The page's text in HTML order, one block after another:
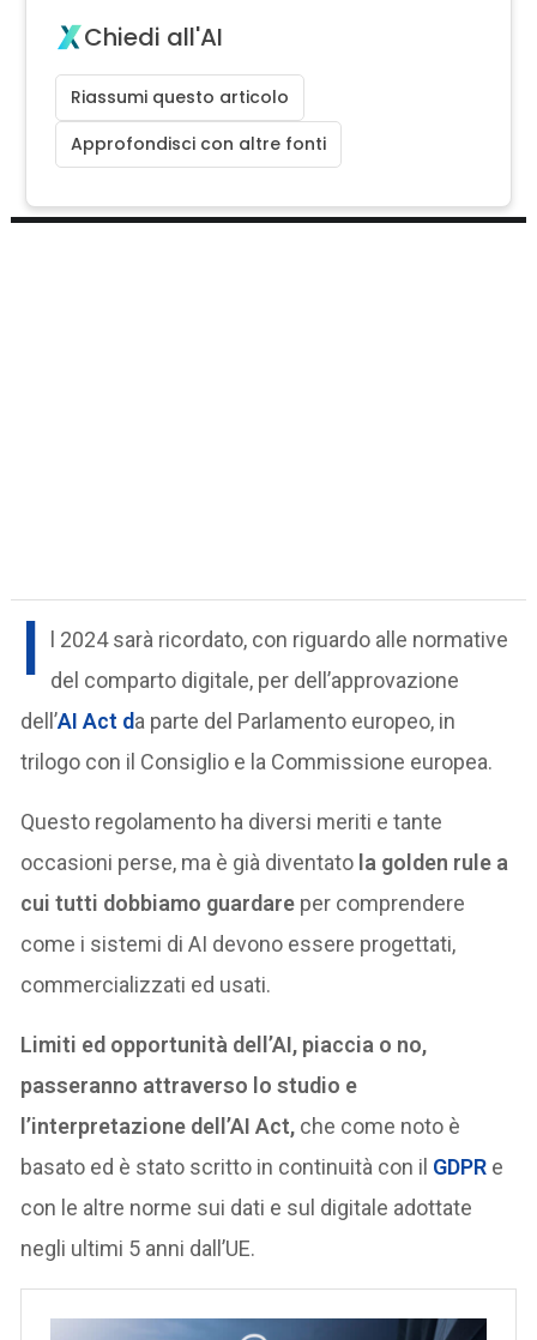
Chiedi all'AI
Riassumi questo articolo
Approfondisci con altre fonti
I
l 2024 sarà ricordato, con riguardo alle normative
del comparto digitale, per dell’approvazione
dell’AI Act da parte del Parlamento europeo, in
trilogo con il Consiglio e la Commissione europea.
Questo regolamento ha diversi meriti e tante
occasioni perse, ma è già diventato la golden rule a
cui tutti dobbiamo guardare per comprendere
come i sistemi di AI devono essere progettati,
commercializzati ed usati.
Limiti ed opportunità dell’AI, piaccia o no,
passeranno attraverso lo studio e
l’interpretazione dell’AI Act, che come noto è
basato ed è stato scritto in continuità con il GDPR e
con le altre norme sui dati e sul digitale adottate
negli ultimi 5 anni dall’UE.